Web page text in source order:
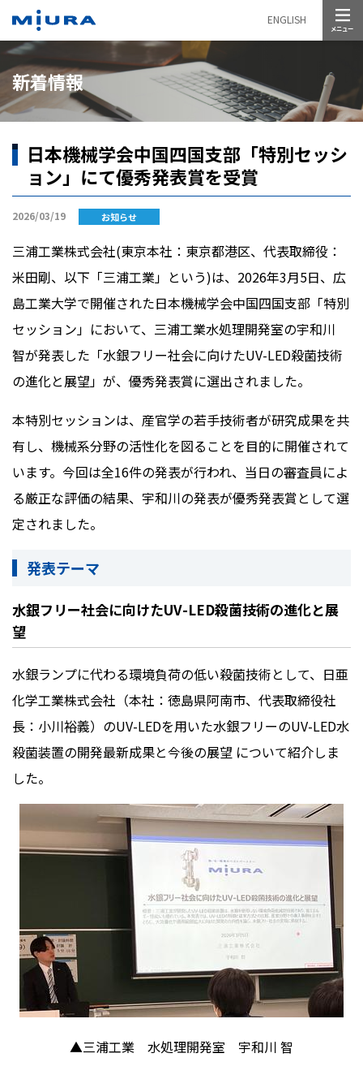
ENGLISH
新着情報
日本機械学会中国四国支部「特別セッシ
ョン」にて優秀発表賞を受賞
2026/03/19 お知らせ
三浦工業株式会社(東京本社：東京都港区、代表取締役：
米田剛、以下「三浦工業」という)は、 2026年3月5日、広
島工業大学で開催された日本機械学会中国四国支部「特別
セッション」において、三浦工業水処理開発室の宇和川
智が発表した「水銀フリー社会に向けたUV-LED殺菌技術
の進化と展望」が、優秀発表賞に選出されました。
本特別セッションは、産官学の若手技術者が研究成果を共
有し、機械系分野の活性化を図ることを目的に開催されて
います。今回は全16件の発表が行われ、当日の審査員によ
る厳正な評価の結果、宇和川の発表が優秀発表賞として選
定されました。
発表テーマ
水銀フリー社会に向けたUV-LED殺菌技術の進化と展
望
水銀ランプに代わる環境負荷の低い殺菌技術として、日亜
化学工業株式会社（本社：徳島県阿南市、代表取締役社
長：小川裕義）のUV-LEDを用いた水銀フリーのUV-LED水
殺菌装置の開発最新成果と今後の展望 について紹介しま
した。
▲三浦工業 水処理開発室 宇和川 智